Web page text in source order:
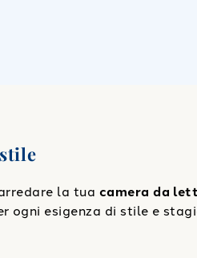
la tua camera da
esigenza di stile e